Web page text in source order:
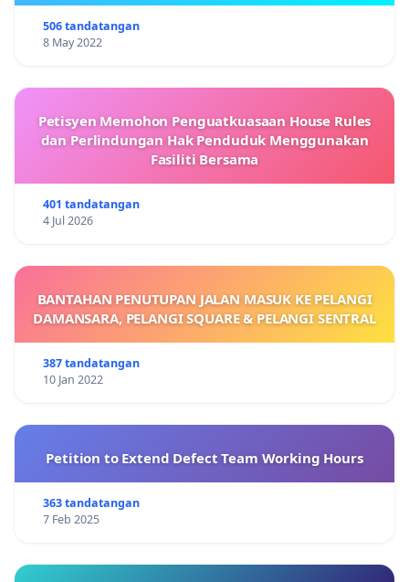
506 tandatangan
8 May 2022
Petisyen Memohon Penguatkuasaan House Rules
dan Perlindungan Hak Penduduk Menggunakan
Fasiliti Bersama
401 tandatangan
4 Jul 2026
BANTAHAN PENUTUPAN JALAN MASUK KE PELANGI
DAMANSARA, PELANGI SQUARE & PELANGI SENTRAL
387 tandatangan
10 Jan 2022
Petition to Extend Defect Team Working Hours
363 tandatangan
7 Feb 2025